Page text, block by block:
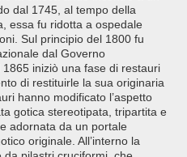
dal 1745, al tempo della
essa fu ridotta a ospedale
Sul principio del 1800 fu
dal Governo
iniziò una fase di restauri
di restituirle la sua originaria
hanno modificato l’aspetto
gotica stereotipata, tripartita e
adornata da un portale
originale. All’interno la